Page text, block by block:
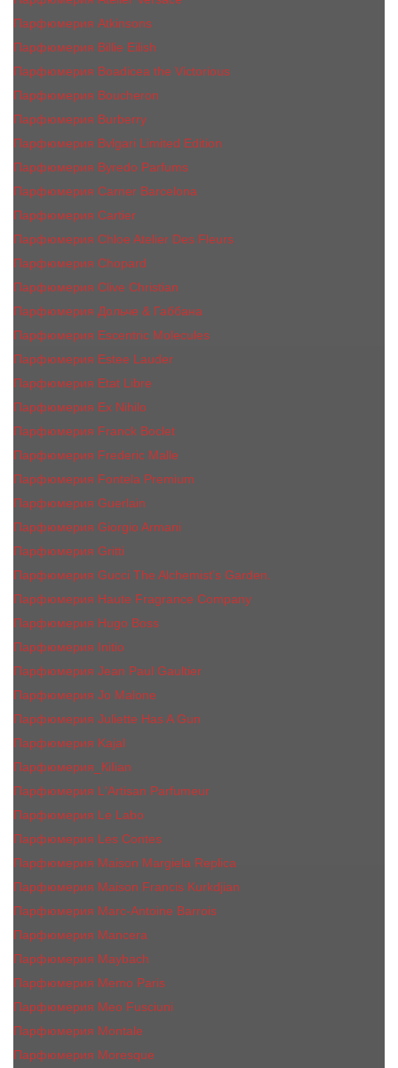
Парфюмерия Atkinsons
Парфюмерия Billie Eilish
Парфюмерия Boadicea the Victorious
Парфюмерия Boucheron
Парфюмерия Burberry
Парфюмерия Bvlgari Limited Edition
Парфюмерия Byredo Parfums
Парфюмерия Carner Barcelona
Парфюмерия Cartier
Парфюмерия Chloe Atelier Des Fleurs
Парфюмерия Сhopard
Парфюмерия Clive Christian
Парфюмерия Дольче & Габбана
Парфюмерия Escentric Molecules
Парфюмерия Estee Lаudеr
Парфюмерия Etat Libre
Парфюмерия Ex Nihilo
Парфюмерия Franck Boclet
Парфюмерия Frеderic Mаlle
Парфюмерия Fontela Premium
Парфюмерия Guerlain
Парфюмерия Giorgio Armani
Парфюмерия Gritti
Парфюмерия Gucci The Alchemist’s Garden.
Парфюмерия Haute Fragrance Company
Парфюмерия Hugo Boss
Парфюмерия Initio
Парфюмерия Jean Paul Gaultier
Парфюмерия Jо Malоnе
Парфюмерия Juliette Has A Gun
Парфюмерия Kajal
Парфюмерия_КiIiаn
Парфюмерия L'Artisan Parfumeur
Парфюмерия Le Labo
Парфюмерия Les Contes
Парфюмерия Maison Margiela Replica
Парфюмерия Maison Francis Kurkdjian
Парфюмерия Marc-Antoine Barrois
Парфюмерия Mancera
Парфюмерия Maybach
Парфюмерия Memo Paris
Парфюмерия Meo Fusciuni
Парфюмерия Montale
Парфюмерия Moresque